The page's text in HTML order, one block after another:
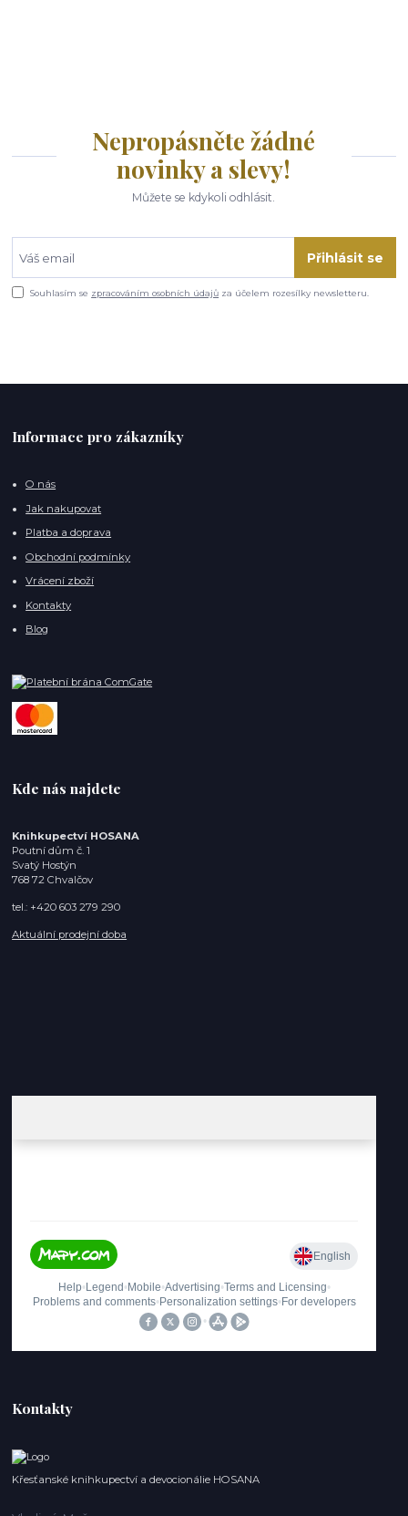
Nepropásněte žádné
novinky a slevy!
Můžete se kdykoli odhlásit.
Přihlásit se
Souhlasím se zpracováním osobních údajů za účelem rozesílky newsletteru.
Informace pro zákazníky
O nás
Jak nakupovat
Platba a doprava
Obchodní podmínky
Vrácení zboží
Kontakty
Blog
Kde nás najdete
Knihkupectví HOSANA
Poutní dům č. 1
Svatý Hostýn
768 72 Chvalčov
tel.: +420 603 279 290
Aktuální prodejní doba
Kontakty
Křesťanské knihkupectví a devocionálie HOSANA